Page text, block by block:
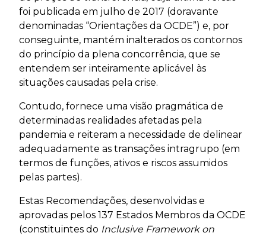
foi publicada em julho de 2017 (doravante
denominadas “Orientações da OCDE”) e, por
conseguinte, mantém inalterados os contornos
do princípio da plena concorrência, que se
entendem ser inteiramente aplicável às
situações causadas pela crise.
Contudo, fornece uma visão pragmática de
determinadas realidades afetadas pela
pandemia e reiteram a necessidade de delinear
adequadamente as transações intragrupo (em
termos de funções, ativos e riscos assumidos
pelas partes).
Estas Recomendações, desenvolvidas e
aprovadas pelos 137 Estados Membros da OCDE
(constituintes do Inclusive Framework on